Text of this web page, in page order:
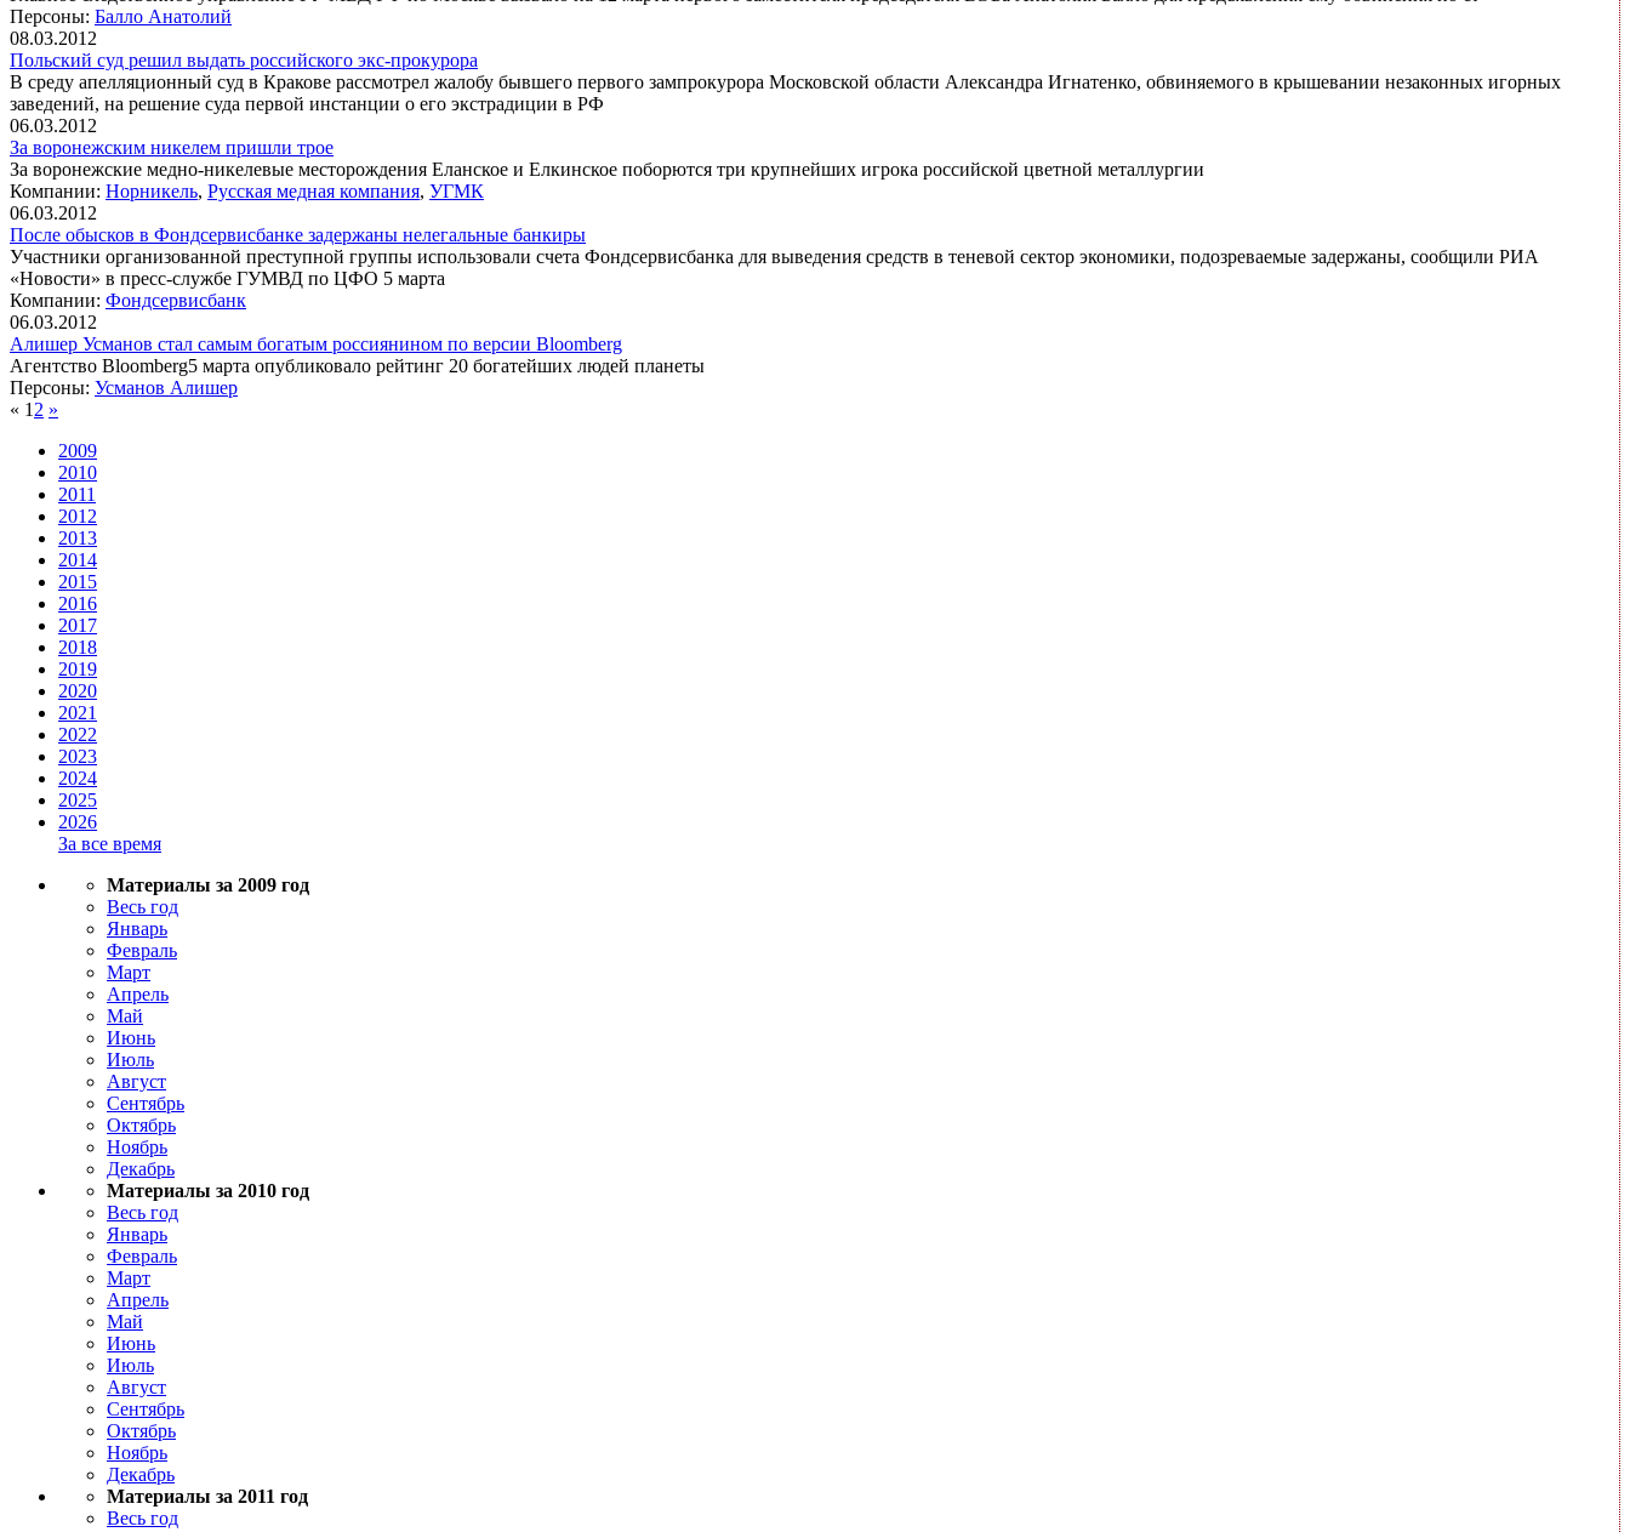
Персоны: Балло Анатолий
08.03.2012
Польский суд решил выдать российского экс-прокурора
В среду апелляционный суд в Кракове рассмотрел жалобу бывшего первого зампрокурора Московской области Александра Игнатенко, обвиняемого в крышевании незаконных игорных
заведений, на решение суда первой инстанции о его экстрадиции в РФ
06.03.2012
За воронежским никелем пришли трое
За воронежские медно-никелевые месторождения Еланское и Елкинское поборются три крупнейших игрока российской цветной металлургии
Компании: Норникель, Русская медная компания, УГМК
06.03.2012
После обысков в Фондсервисбанке задержаны нелегальные банкиры
Участники организованной преступной группы использовали счета Фондсервисбанка для выведения средств в теневой сектор экономики, подозреваемые задержаны, сообщили РИА
«Новости» в пресс-службе ГУМВД по ЦФО 5 марта
Компании: Фондсервисбанк
06.03.2012
Алишер Усманов стал самым богатым россиянином по версии Bloomberg
Агентство Bloomberg5 марта опубликовало рейтинг 20 богатейших людей планеты
Персоны: Усманов Алишер
« 1 2 »
2009
2010
2011
2012
2013
2014
2015
2016
2017
2018
2019
2020
2021
2022
2023
2024
2025
2026
За все время
Материалы за 2009 год
Весь год
Январь
Февраль
Март
Апрель
Май
Июнь
Июль
Август
Сентябрь
Октябрь
Ноябрь
Декабрь
Материалы за 2010 год
Весь год
Январь
Февраль
Март
Апрель
Май
Июнь
Июль
Август
Сентябрь
Октябрь
Ноябрь
Декабрь
Материалы за 2011 год
Весь год